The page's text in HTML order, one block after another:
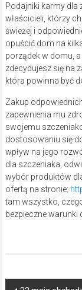
Podajniki karmy dla
właścicieli, którzy
świeżej i
opuścić dom na
porządek w domu, a
zdecydujesz się na
która powinna być
Zakup
zapewnienia mu
swojemu
dostosowaniu się
wpływ na jego
dla szczeniaka,
wybór produktów
ofertą na stronie:
tam wszystko,
bezpieczne warunki